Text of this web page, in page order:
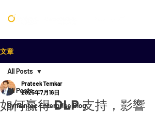
文章
All Posts
Symantec Enterprise Blog
All Posts
如何贏得 DLP 支持，影響
Prateek Temkar
2025年7月16日